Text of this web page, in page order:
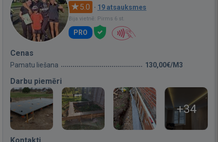
5.0 · 19 atsauksmes
Bija vietnē: Pirms 6 st.
PRO
Cenas
Pamatu liešana 130,00€/M3
Darbu piemēri
+34